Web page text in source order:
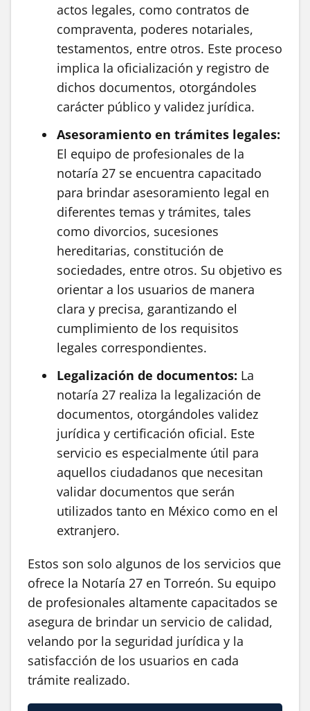
actos legales, como contratos de
compraventa, poderes notariales,
testamentos, entre otros. Este proceso
implica la oficialización y registro de
dichos documentos, otorgándoles
carácter público y validez jurídica.
Asesoramiento en trámites legales:
El equipo de profesionales de la
notaría 27 se encuentra capacitado
para brindar asesoramiento legal en
diferentes temas y trámites, tales
como divorcios, sucesiones
hereditarias, constitución de
sociedades, entre otros. Su objetivo es
orientar a los usuarios de manera
clara y precisa, garantizando el
cumplimiento de los requisitos
legales correspondientes.
Legalización de documentos: La
notaría 27 realiza la legalización de
documentos, otorgándoles validez
jurídica y certificación oficial. Este
servicio es especialmente útil para
aquellos ciudadanos que necesitan
validar documentos que serán
utilizados tanto en México como en el
extranjero.
Estos son solo algunos de los servicios que
ofrece la Notaría 27 en Torreón. Su equipo
de profesionales altamente capacitados se
asegura de brindar un servicio de calidad,
velando por la seguridad jurídica y la
satisfacción de los usuarios en cada
trámite realizado.